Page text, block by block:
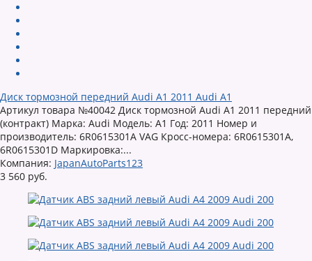
Диск тормозной передний Audi A1 2011 Audi A1
Артикул товара №40042 Диск тормозной Audi A1 2011 передний
(контракт) Марка: Audi Модель: A1 Год: 2011 Номер и
производитель: 6R0615301A VAG Кросс-номера: 6R0615301A,
6R0615301D Маркировка:...
Компания: JapanAutoParts123
3 560 руб.